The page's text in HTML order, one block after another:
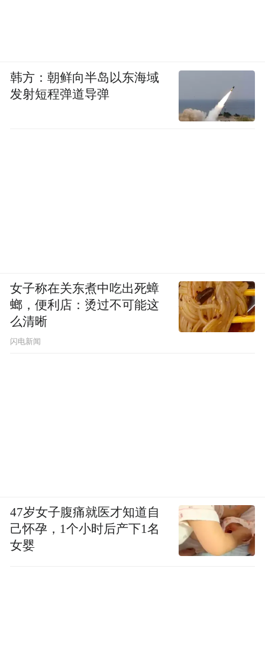
韩方：朝鲜向半岛以东海域
发射短程弹道导弹
女子称在关东煮中吃出死蟑
螂，便利店：烫过不可能这
么清晰
闪电新闻
47岁女子腹痛就医才知道自
己怀孕，1个小时后产下1名
女婴